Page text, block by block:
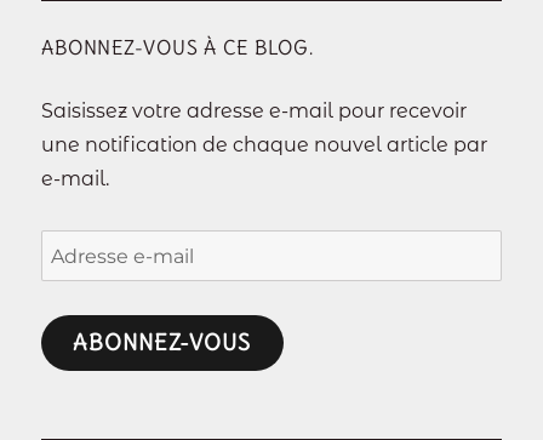
ABONNEZ-VOUS À CE BLOG.
Saisissez votre adresse e-mail pour recevoir
une notification de chaque nouvel article par
e-mail.
Adresse
e-
mail
ABONNEZ-VOUS